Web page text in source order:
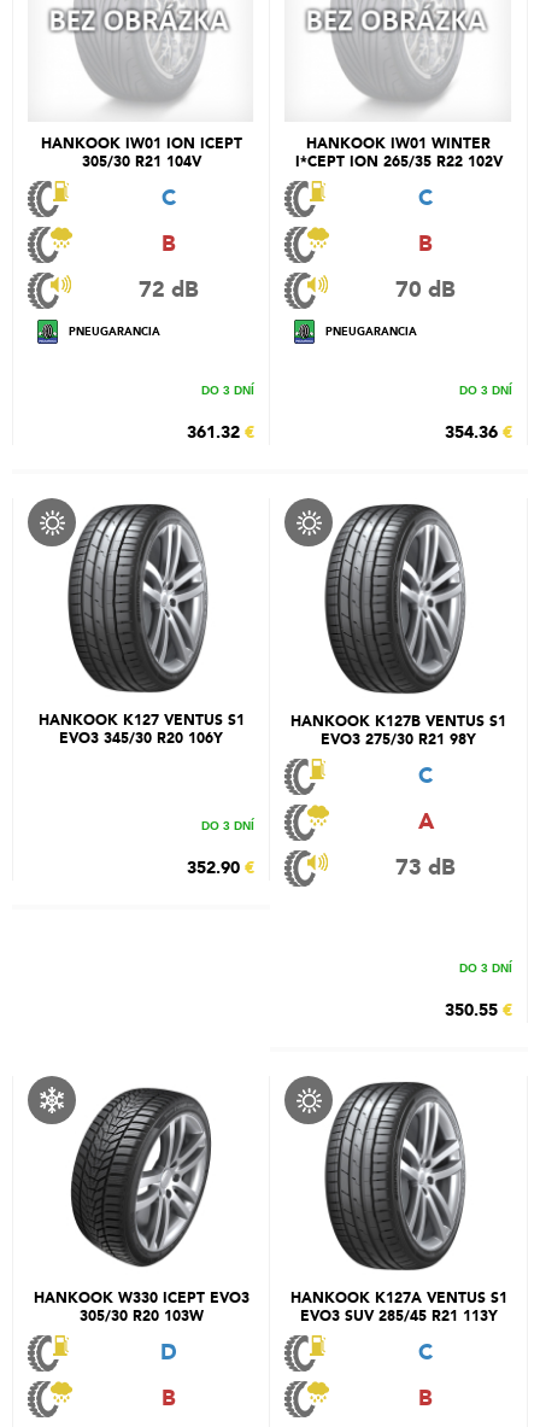
HANKOOK IW01 ION ICEPT
305/30 R21 104V
C
B
72 dB
PNEUGARANCIA
DO 3 DNÍ
361.32 €
HANKOOK IW01 WINTER
I*CEPT ION 265/35 R22 102V
C
B
70 dB
PNEUGARANCIA
DO 3 DNÍ
354.36 €
HANKOOK K127 VENTUS S1
EVO3 345/30 R20 106Y
DO 3 DNÍ
352.90 €
HANKOOK K127B VENTUS S1
EVO3 275/30 R21 98Y
C
A
73 dB
DO 3 DNÍ
350.55 €
HANKOOK W330 ICEPT EVO3
305/30 R20 103W
D
B
HANKOOK K127A VENTUS S1
EVO3 SUV 285/45 R21 113Y
C
B